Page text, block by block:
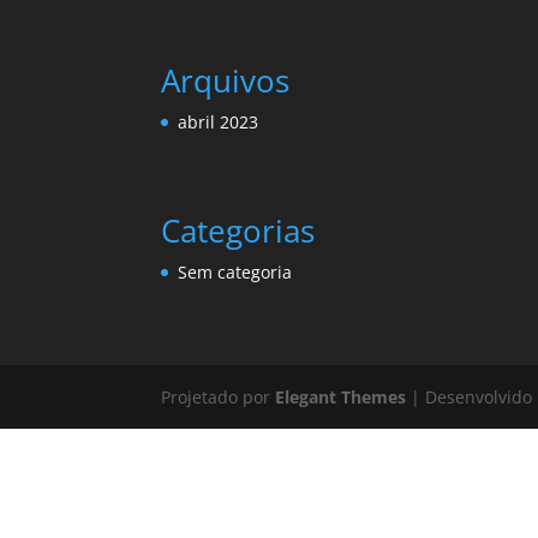
Arquivos
abril 2023
Categorias
Sem categoria
Projetado por Elegant Themes |